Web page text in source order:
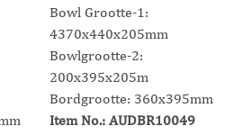
Bowl Grootte-1:
4370x440x205mm
Bowlgrootte-2:
200x395x205m
Bordgrootte: 360x395mm
Item No.: AUDBR10049